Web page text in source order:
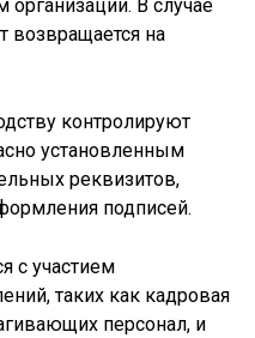
В случае
возвращается на
контролируют
установленным
реквизитов,
подписей.
с участием
таких как кадровая
персонал, и